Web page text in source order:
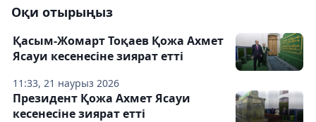
Оқи отырыңыз
11:33, 21 наурыз 2026
Қасым-Жомарт Тоқаев Қожа Ахмет
Ясауи кесенесіне зиярат етті
Президент Қожа Ахмет Ясауи
кесенесіне зиярат етті